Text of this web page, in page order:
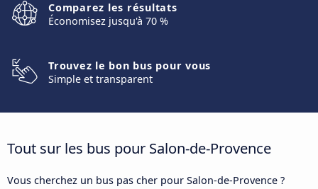
Comparez les résultats
Économisez jusqu'à 70 %
Trouvez le bon bus pour vous
Simple et transparent
Tout sur les bus pour Salon-de-Provence
Vous cherchez un bus pas cher pour Salon-de-Provence ?